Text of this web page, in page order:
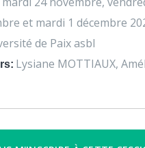
et mardi 1 décembre
de Paix asbl
Lysiane MOTTIAUX,